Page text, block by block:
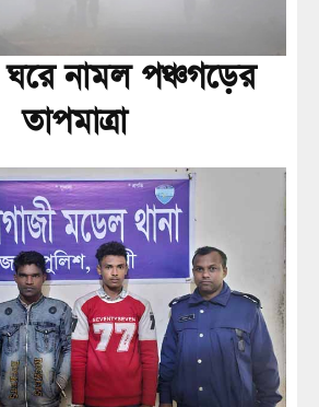
ঘরে নামল পঞ্চগড়ের
তাপমাত্রা